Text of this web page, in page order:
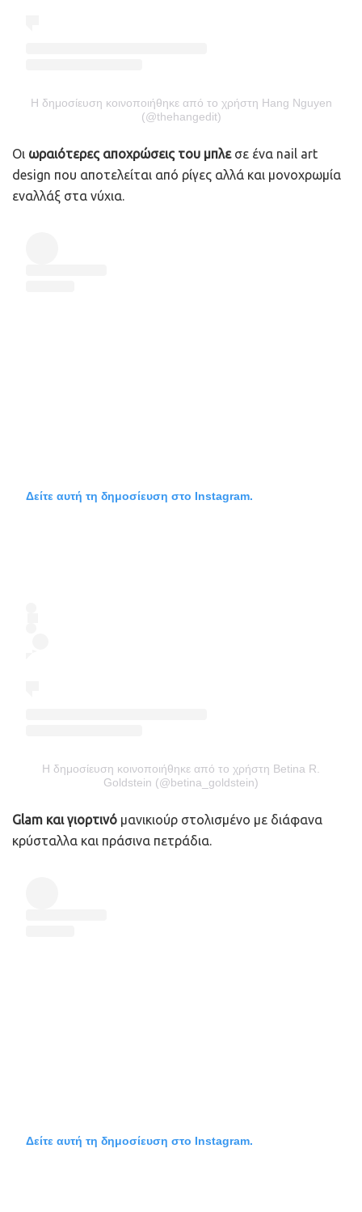
Η δημοσίευση κοινοποιήθηκε από το χρήστη Hang Nguyen
(@thehangedit)
Οι ωραιότερες αποχρώσεις του μπλεσε ένα nail art
design που αποτελείται από ρίγες αλλά και μονοχρωμία
εναλλάξ στα νύχια.
Δείτε αυτή τη δημοσίευση στο Instagram.
Η δημοσίευση κοινοποιήθηκε από το χρήστη Betina R.
Goldstein (@betina_goldstein)
Glam και γιορτινό μανικιούρ στολισμένο με διάφανα
κρύσταλλα και πράσινα πετράδια.
Δείτε αυτή τη δημοσίευση στο Instagram.